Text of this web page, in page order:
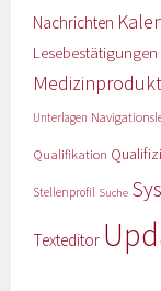
Nachrichten
Lesebestätigungen
Unterlagen
Qualifikation
Stellenprofil Suche
Texteditor